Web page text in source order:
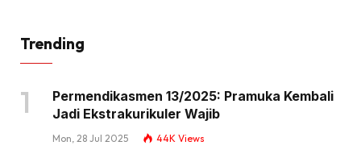
Trending
Permendikasmen 13/2025: Pramuka Kembali
Jadi Ekstrakurikuler Wajib
Mon, 28 Jul 2025 44K Views